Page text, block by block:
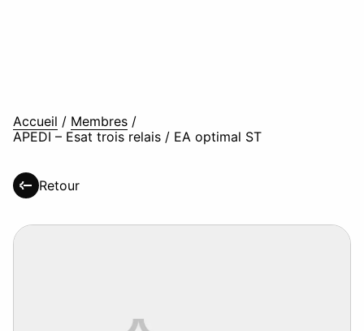
Accueil / Membres /
APEDI – Esat trois relais / EA optimal ST
Retour